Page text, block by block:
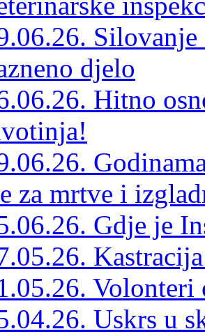
djelo
Hitno
za mrtve i
Gdje je
Volonteri
Uskrs u